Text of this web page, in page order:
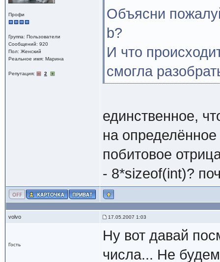
Профи
Группа: Пользователи
Сообщений: 920
Пол: Женский
Реальное имя: Марина
Репутация: 2
Объясни
b?
И что
смогла
единственное,
на определённое
побитовое
- 8*sizeof(int)?
volvo 17.05.2007 1:03
Гость
Ну вот давай
числа... Не